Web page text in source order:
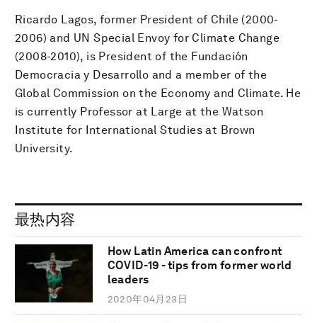
Ricardo Lagos, former President of Chile (2000-
2006) and UN Special Envoy for Climate Change
(2008-2010), is President of the Fundación
Democracia y Desarrollo and a member of the
Global Commission on the Economy and Climate. He
is currently Professor at Large at the Watson
Institute for International Studies at Brown
University.
最热内容
How Latin America can confront
COVID-19 - tips from former world
leaders
2020年04月23日